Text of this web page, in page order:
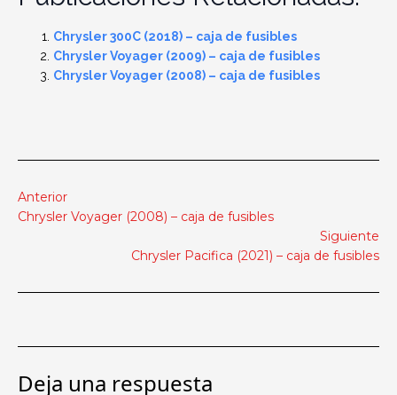
Chrysler 300C (2018) – caja de fusibles
Chrysler Voyager (2009) – caja de fusibles
Chrysler Voyager (2008) – caja de fusibles
Anterior
Chrysler Voyager (2008) – caja de fusibles
Siguiente
Chrysler Pacifica (2021) – caja de fusibles
Deja una respuesta